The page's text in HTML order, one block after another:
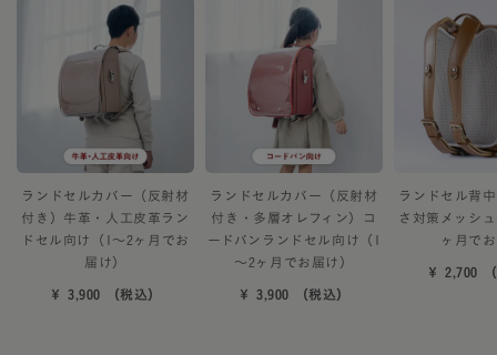
ランドセルカバー（反射材
付き）牛革・人工皮革ラン
ドセル向け（1～2ヶ月でお
届け）
￥ 3,900 （税込）
ランドセルカバー（反射材
付き・多層オレフィン）コ
ードバンランドセル向け（1
～2ヶ月でお届け）
￥ 3,900 （税込）
ランドセル背
さ対策メッシ
ヶ月で
￥ 2,700